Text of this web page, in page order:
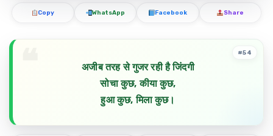
Copy WhatsApp Facebook Share
अजीब तरह से गुजर रही है जिंदगी
सोचा कुछ, कीया कुछ,
हुआ कुछ, मिला कुछ।
#54